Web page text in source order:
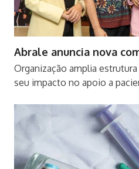
Abrale anuncia nova
Organização amplia
seu impacto no apoio a